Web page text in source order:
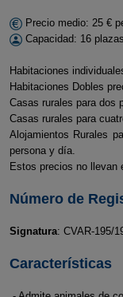
Precio medio: 25 €
Capacidad: 16 plazas
Habitaciones
Habitaciones Dobles
Casas rurales para dos
Casas rurales para
Alojamientos Rurales
persona y día.
Estos precios no llevan
Número de
Signatura: CVAR-195/
Características